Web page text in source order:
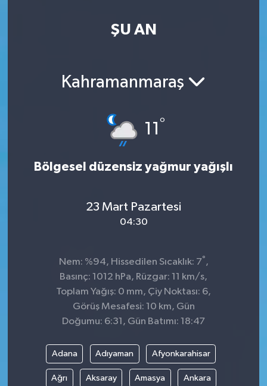
ŞU AN
Kahramanmaraş
11°
Bölgesel düzensiz yağmur yağışlı
23 Mart Pazartesi
04:30
Nem: %94, Hissedilen Sıcaklık: 7° ,
Basınç: 1012 hPa, Rüzgar: 11 km/s,
Toplam Yağış: 0 mm, Çiy Noktası: 6,
Görüş Mesafesi: 10 km, Gün
Doğumu: 6:31, Gün Batımı: 18:47
Adana Adıyaman Afyonkarahisar
Ağrı Aksaray Amasya Ankara
Son Dakika Haberleri